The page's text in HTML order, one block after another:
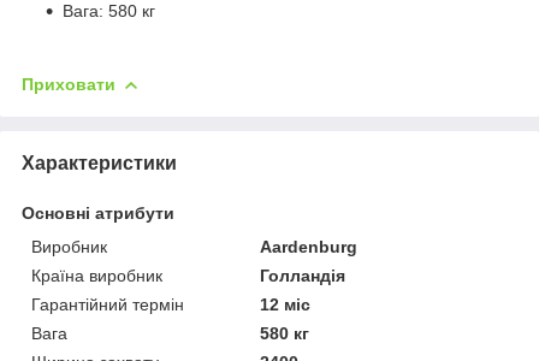
Вага: 580 кг
Приховати
Характеристики
Основні атрибути
Виробник
Aardenburg
Країна виробник
Голландія
Гарантійний термін
12 міс
Вага
580 кг